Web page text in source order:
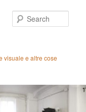
visuale e altre cose